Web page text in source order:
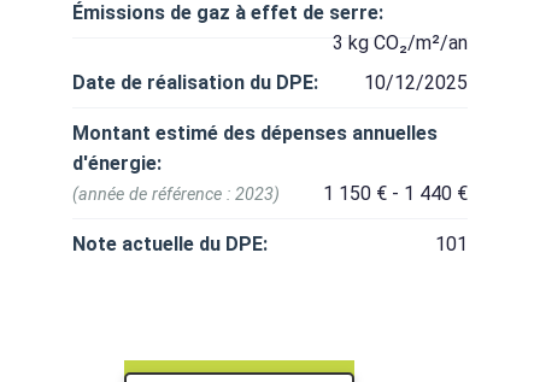
Émissions de gaz à effet de serre:
3 kg CO₂/m²/an
Date de réalisation du DPE:
10/12/2025
Montant estimé des dépenses annuelles
d'énergie:
1 150 € - 1 440 €
(année de référence : 2023)
Note actuelle du DPE: 101